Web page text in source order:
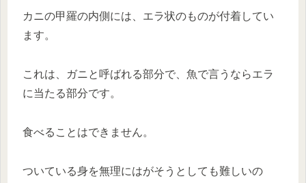
カニの甲羅の内側には、エラ状のものが付着してい
ます。
これは、ガニと呼ばれる部分で、魚で言うならエラ
に当たる部分です。
食べることはできません。
ついている身を無理にはがそうとしても難しいの